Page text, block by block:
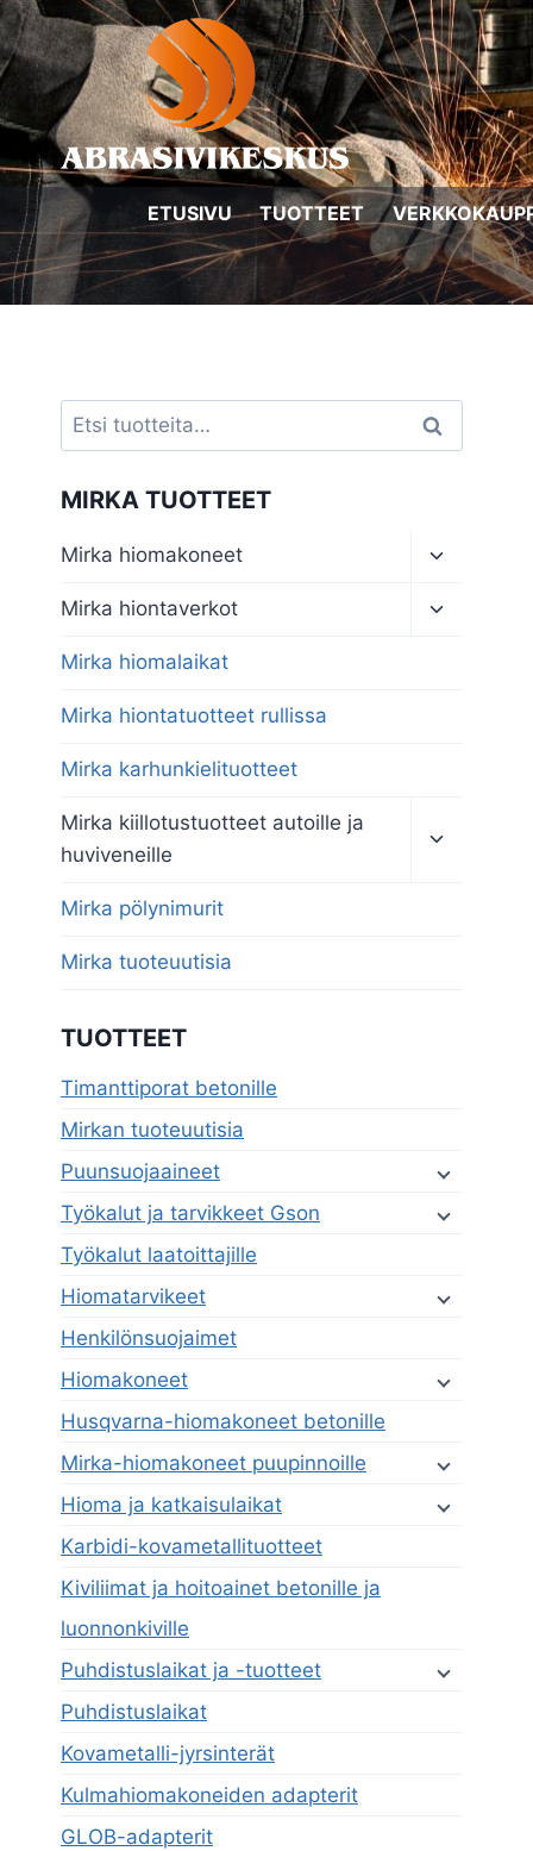
Siirry
sisältöön
ETUSIVU TUOTTEET
Etsi: Haku
MIRKA TUOTTEET
Mirka hiomakoneet
Toggle
menu
Mirka hiontaverkot
Toggle
Mirka hiomalaikat
Mirka hiontatuotteet rullissa
Mirka karhunkielituotteet
Mirka kiillotustuotteet autoille ja
huviveneille
child
Mirka pölynimurit
Mirka tuoteuutisia
TUOTTEET
Timanttiporat betonille
Mirkan tuoteuutisia
Puunsuojaaineet
Työkalut ja tarvikkeet Gson
Työkalut laatoittajille
Hiomatarvikeet
Henkilönsuojaimet
Hiomakoneet
Husqvarna-hiomakoneet betonille
Mirka-hiomakoneet puupinnoille
Hioma ja katkaisulaikat
Karbidi-kovametallituotteet
Kiviliimat ja hoitoainet betonille ja
luonnonkiville
Puhdistuslaikat ja -tuotteet
Puhdistuslaikat
Kovametalli-jyrsinterät
Kulmahiomakoneiden adapterit
GLOB-adapterit